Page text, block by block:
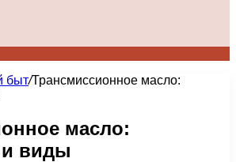
быт/Трансмиссионное масло:
масло:
и виды